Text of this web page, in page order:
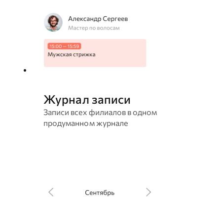
Журнал записи
Записи всех филиалов в одном
продуманном журнале